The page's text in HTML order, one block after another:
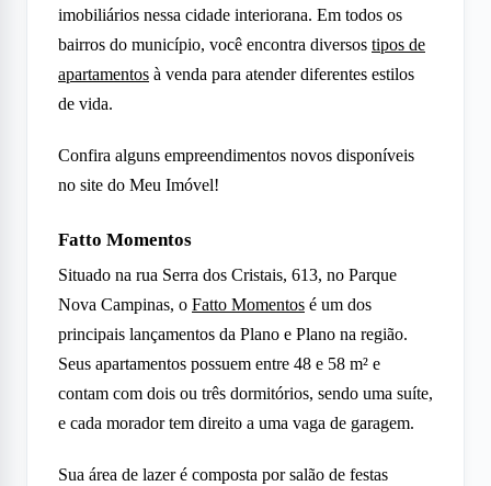
imobiliários nessa cidade interiorana. Em todos os
bairros do município, você encontra diversos tipos de
apartamentos à venda para atender diferentes estilos
de vida.
Confira alguns empreendimentos novos disponíveis
no site do Meu Imóvel!
Fatto Momentos
Situado na rua Serra dos Cristais, 613, no Parque
Nova Campinas, o Fatto Momentos é um dos
principais lançamentos da Plano e Plano na região.
Seus apartamentos possuem entre 48 e 58 m² e
contam com dois ou três dormitórios, sendo uma suíte,
e cada morador tem direito a uma vaga de garagem.
Sua área de lazer é composta por salão de festas